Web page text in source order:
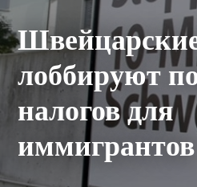
лоббируют
налогов для
иммигрантов